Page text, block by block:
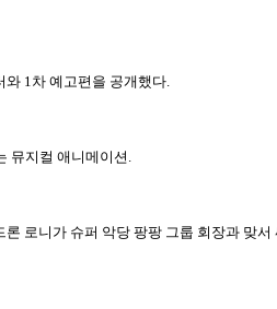
와 1차 예고편을 공개했다.
뮤지컬 애니메이션.
로니가 슈퍼 악당 팡팡 그룹 회장과 맞